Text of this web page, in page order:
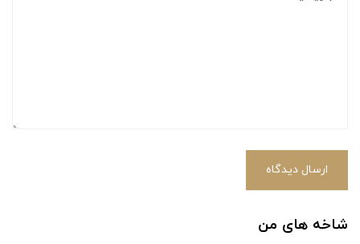
ارسال دیدگاه
شاخه های من